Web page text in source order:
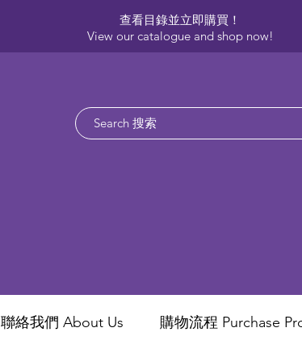
查看目錄並立即購買！​
View our catalogue and shop now!
聯絡我們 About Us 購物流程 Purchase